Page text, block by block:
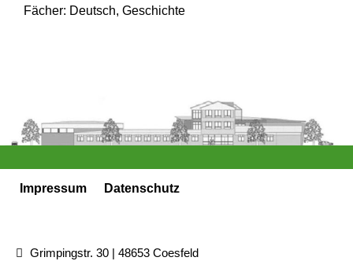
Fächer: Deutsch, Geschichte
Impressum Datenschutz
Grimpingstr. 30 | 48653 Coesfeld